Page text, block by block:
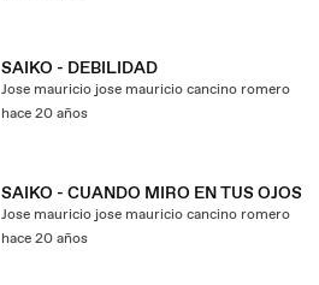
SAIKO - DEBILIDAD
Jose mauricio jose mauricio cancino romero
hace 20 años
SAIKO - CUANDO MIRO EN TUS OJOS
Jose mauricio jose mauricio cancino romero
hace 20 años